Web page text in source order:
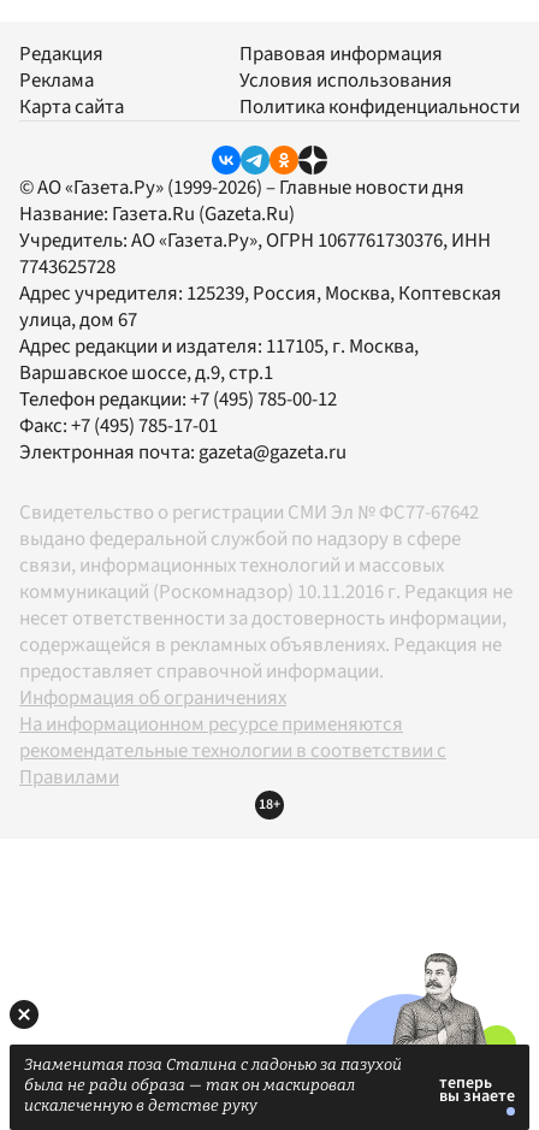
Редакция
Реклама
Карта сайта
Правовая информация
Условия использования
Политика конфиденциальности
© АО «Газета.Ру» (1999-2026) – Главные новости дня
Название: Газета.Ru (Gazeta.Ru)
Учредитель:АО «Газета.Ру», ОГРН 1067761730376, ИНН
7743625728
Адрес учредителя: 125239, Россия, Москва, Коптевская
улица, дом 67
Адрес редакции и издателя: 117105, г. Москва,
Варшавское шоссе, д.9, стр.1
Телефон редакции:+7 (495) 785-00-12
Факс:+7 (495) 785-17-01
Электронная почта: gazeta@gazeta.ru
Свидетельство о регистрации СМИ Эл № ФС77-67642
выдано федеральной службой по надзору в сфере
связи, информационных технологий и массовых
коммуникаций (Роскомнадзор) 10.11.2016 г. Редакция не
несет ответственности за достоверность информации,
содержащейся в рекламных объявлениях. Редакция не
предоставляет справочной информации.
Информация об ограничениях
На информационном ресурсе применяются
рекомендательные технологии в соответствии с
Правилами
18+
Знаменитая поза Сталина с ладонью за пазухой
была не ради образа — так он маскировал
искалеченную в детстве руку